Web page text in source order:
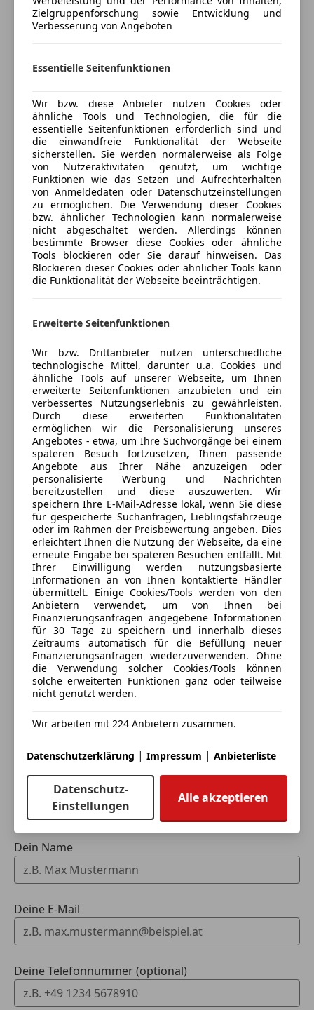
Multifunktionslenkrad
Navigationssystem
Schlüssellose Zentralverriegelung
Tempomat
Unterhaltung/Media
Android Auto
Apple CarPlay
Bordcomputer
Freisprecheinrichtung
Induktionsladen für Smartphones
Radio
Soundsystem
USB
Volldigitales Kombiinstrument
Airbag hinten
Beifahrerairbag
ESP
Fahrerairbag
Fernlichtassistent
Isofix
Kopfairbag
LED-Scheinwerfer
LED-Tagfahrlicht
Müdigkeitswarnsystem
Nebelscheinwerfer
Notbremsassistent
Notrufsystem
Reifendruckkontrollsystem
Seitenairbag
Servolenkung
Spurhalteassistent
Totwinkel-Assistent
Verkehrszeichenerkennung
Voll-LED Scheinwerfer
Wegfahrsperre
Extras
Alufelgen
Anhängerkupplung
Dachreling
Innenspiegel automatisch abblendend
Pannenkit
Skisack
Spoiler
Sportpaket
Sprachsteuerung
Versicherungsschutz an Ihre Bedürfnisse
anpassen
Jetzt berechnen
Verkäufer Händler
Porsche Salzburg
Sternebewertung 5 von 5
5Sterne
(93% Weiterempfehlungen)
Anbieter auf AutoScout24 seit 2021
Geschlossen
Vogelweiderstraße 69,
5020 Salzburg, AT
Kontakt
Gebrauchtwagenteam
Alle Fahrzeuge des Anbieters
Anbieter kontaktieren
Deine Nachricht
Eintauschwagen: Kaufen und verkaufen in nur einem
Schritt
Ich möchte mein Auto in Zahlung geben
Fahrzeugdaten hinzufügen
Dein Name
Deine E-Mail
Deine Telefonnummer (optional)
Zielgruppenforschung sowie Entwicklung und
Verbesserung von Angeboten
Essentielle Seitenfunktionen
Wir bzw. diese Anbieter nutzen Cookies oder
ähnliche Tools und Technologien, die für die
essentielle Seitenfunktionen erforderlich sind und
die einwandfreie Funktionalität der Webseite
sicherstellen. Sie werden normalerweise als Folge
von Nutzeraktivitäten genutzt, um wichtige
Funktionen wie das Setzen und Aufrechterhalten
von Anmeldedaten oder Datenschutzeinstellungen
zu ermöglichen. Die Verwendung dieser Cookies
bzw. ähnlicher Technologien kann normalerweise
nicht abgeschaltet werden. Allerdings können
bestimmte Browser diese Cookies oder ähnliche
Tools blockieren oder Sie darauf hinweisen. Das
Blockieren dieser Cookies oder ähnlicher Tools kann
die Funktionalität der Webseite beeinträchtigen.
Erweiterte Seitenfunktionen
Wir bzw. Drittanbieter nutzen unterschiedliche
technologische Mittel, darunter u.a. Cookies und
ähnliche Tools auf unserer Webseite, um Ihnen
erweiterte Seitenfunktionen anzubieten und ein
verbessertes Nutzungserlebnis zu gewährleisten.
Durch diese erweiterten Funktionalitäten
ermöglichen wir die Personalisierung unseres
Angebotes - etwa, um Ihre Suchvorgänge bei einem
späteren Besuch fortzusetzen, Ihnen passende
Angebote aus Ihrer Nähe anzuzeigen oder
personalisierte Werbung und Nachrichten
bereitzustellen und diese auszuwerten. Wir
speichern Ihre E-Mail-Adresse lokal, wenn Sie diese
für gespeicherte Suchanfragen, Lieblingsfahrzeuge
oder im Rahmen der Preisbewertung angeben. Dies
erleichtert Ihnen die Nutzung der Webseite, da eine
erneute Eingabe bei späteren Besuchen entfällt. Mit
Ihrer Einwilligung werden nutzungsbasierte
Informationen an von Ihnen kontaktierte Händler
übermittelt. Einige Cookies/Tools werden von den
Anbietern verwendet, um von Ihnen bei
Finanzierungsanfragen angegebene Informationen
für 30 Tage zu speichern und innerhalb dieses
Zeitraums automatisch für die Befüllung neuer
Finanzierungsanfragen wiederzuverwenden. Ohne
die Verwendung solcher Cookies/Tools können
solche erweiterten Funktionen ganz oder teilweise
nicht genutzt werden.
Wir arbeiten mit 224 Anbietern zusammen.
Datenschutzerklärung | Impressum | Anbieterliste
Datenschutz-
Einstellungen
Alle akzeptieren